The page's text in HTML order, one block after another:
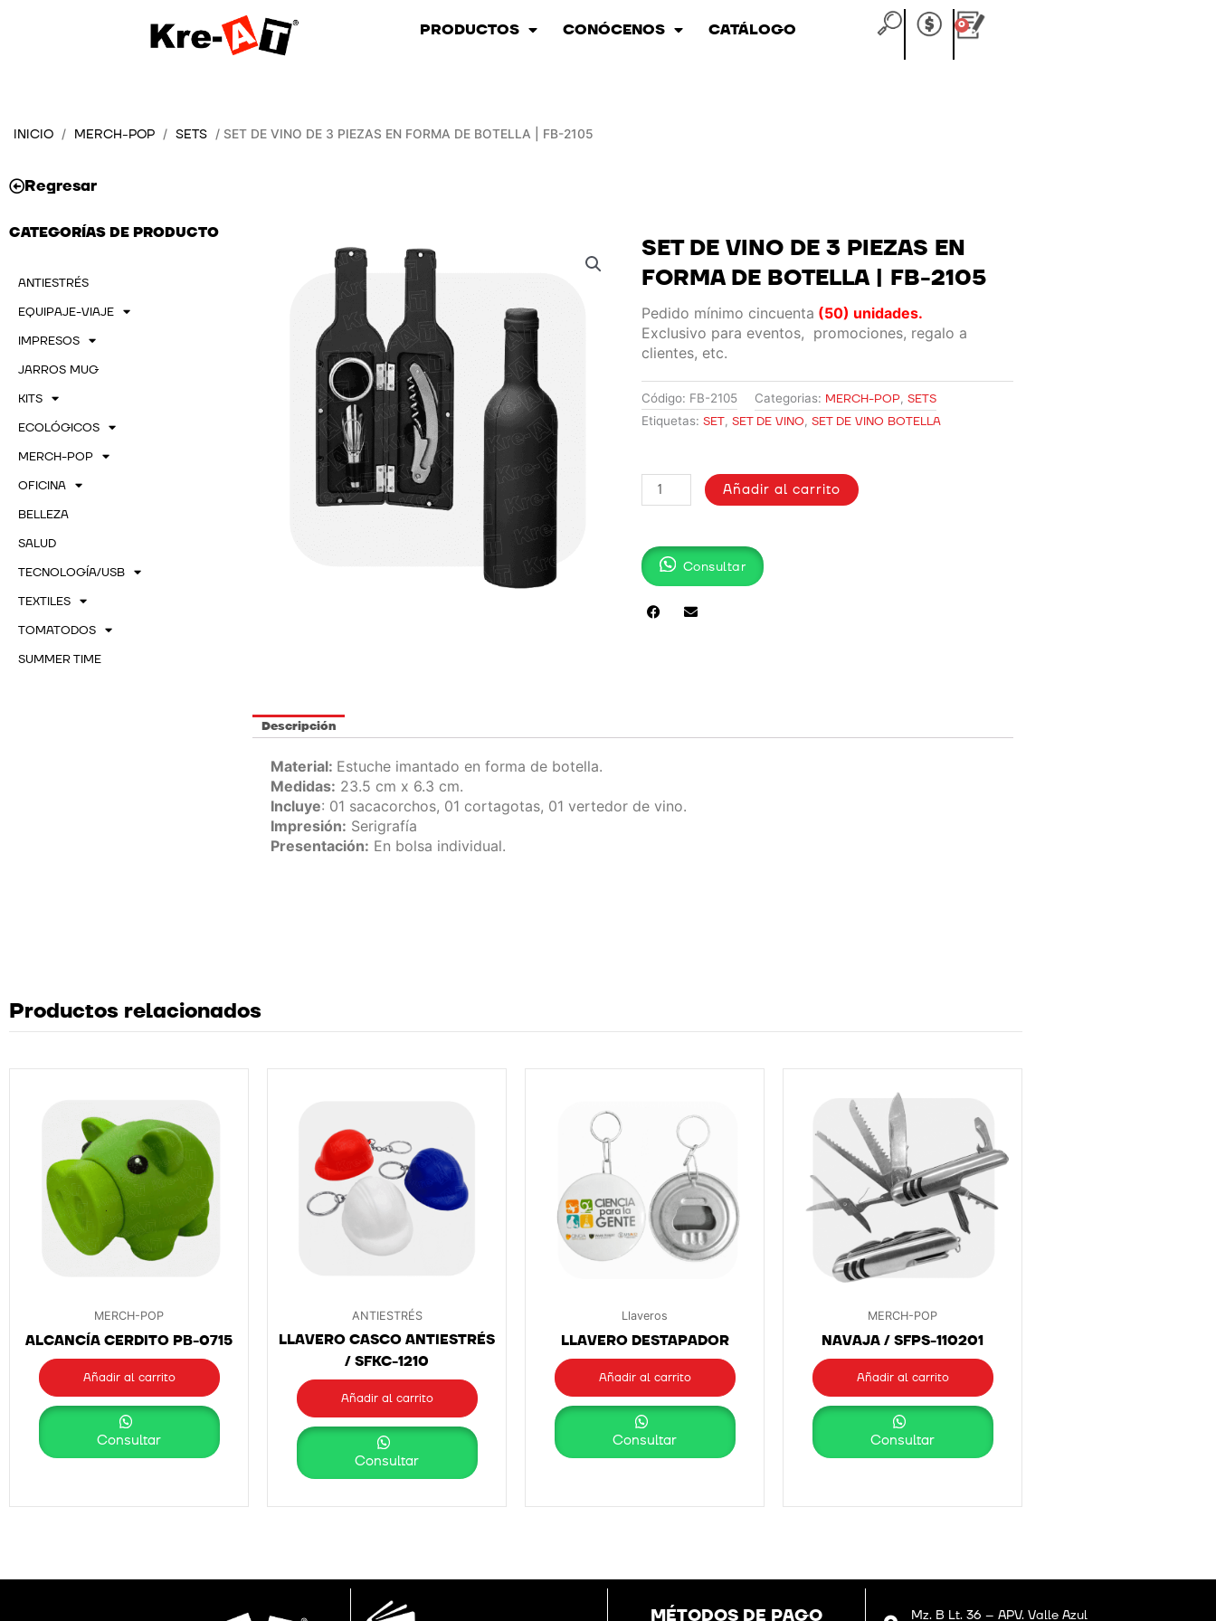
PRODUCTOS CONÓCENOS CATÁLOGO 0
Carrito
INICIO / MERCH-POP / SETS / SET DE VINO DE 3 PIEZAS EN FORMA DE BOTELLA | FB-2105
Regresar
CATEGORÍAS DE PRODUCTO
ANTIESTRÉS
EQUIPAJE-VIAJE
IMPRESOS
JARROS MUG
KITS
ECOLÓGICOS
MERCH-POP
OFICINA
BELLEZA
SALUD
TECNOLOGÍA/USB
TEXTILES
TOMATODOS
SUMMER TIME
SET DE VINO DE 3 PIEZAS EN
FORMA DE BOTELLA | FB-2105
Pedido mínimo cincuenta (50) unidades.
Exclusivo para eventos, promociones, regalo a
clientes, etc.
Código: FB-2105 Categorias: MERCH-POP,SETS
Etiquetas: SET,SET DE VINO,SET DE VINO BOTELLA
SET
DE
3
PIEZAS
FORMA
Añadir al carrito
Consultar
Descripción
Material: Estuche imantado en forma de botella.
Medidas: 23.5 cm x 6.3 cm.
Incluye: 01 sacacorchos, 01 cortagotas, 01 vertedor de vino.
Impresión: Serigrafía
Presentación: En bolsa individual.
Productos relacionados
MERCH-POP
ALCANCÍA CERDITO PB-0715
Añadir al carrito
Consultar
ANTIESTRÉS
LLAVERO CASCO ANTIESTRÉS
/ SFKC-1210
Añadir al carrito
Consultar
Llaveros
LLAVERO DESTAPADOR
Añadir al carrito
Consultar
MERCH-POP
NAVAJA / SFPS-110201
Añadir al carrito
Consultar
MÉTODOS DE PAGO Mz. B Lt. 36 – APV. Valle Azul